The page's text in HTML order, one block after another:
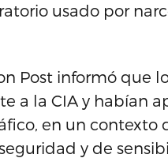
usado por
Post informó que
a la CIA y habían
en un contexto
y de